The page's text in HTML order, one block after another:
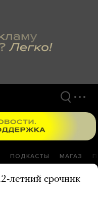
ПОДКАСТЫ МАГАЗ
летний срочник